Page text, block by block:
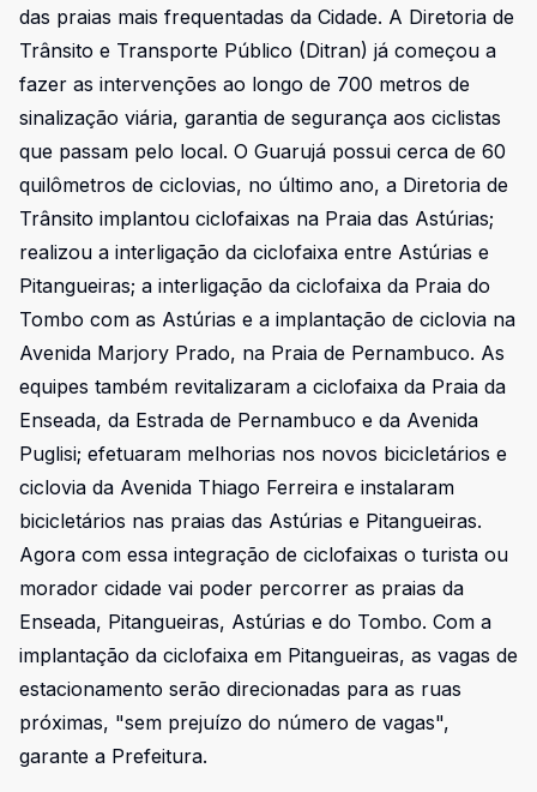
das praias mais frequentadas da Cidade. A Diretoria de
Trânsito e Transporte Público (Ditran) já começou a
fazer as intervenções ao longo de 700 metros de
sinalização viária, garantia de segurança aos ciclistas
que passam pelo local. O Guarujá possui cerca de 60
quilômetros de ciclovias, no último ano, a Diretoria de
Trânsito implantou ciclofaixas na Praia das Astúrias;
realizou a interligação da ciclofaixa entre Astúrias e
Pitangueiras; a interligação da ciclofaixa da Praia do
Tombo com as Astúrias e a implantação de ciclovia na
Avenida Marjory Prado, na Praia de Pernambuco. As
equipes também revitalizaram a ciclofaixa da Praia da
Enseada, da Estrada de Pernambuco e da Avenida
Puglisi; efetuaram melhorias nos novos bicicletários e
ciclovia da Avenida Thiago Ferreira e instalaram
bicicletários nas praias das Astúrias e Pitangueiras.
Agora com essa integração de ciclofaixas o turista ou
morador cidade vai poder percorrer as praias da
Enseada, Pitangueiras, Astúrias e do Tombo. Com a
implantação da ciclofaixa em Pitangueiras, as vagas de
estacionamento serão direcionadas para as ruas
próximas, "sem prejuízo do número de vagas",
garante a Prefeitura.